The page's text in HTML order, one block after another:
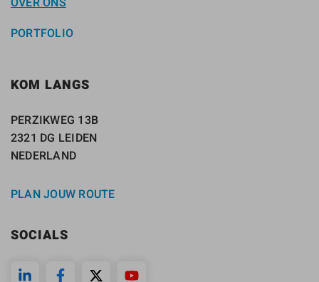
PORTFOLIO
KOM LANGS
PERZIKWEG 13B
2321 DG LEIDEN
NEDERLAND
PLAN JOUW ROUTE
SOCIALS